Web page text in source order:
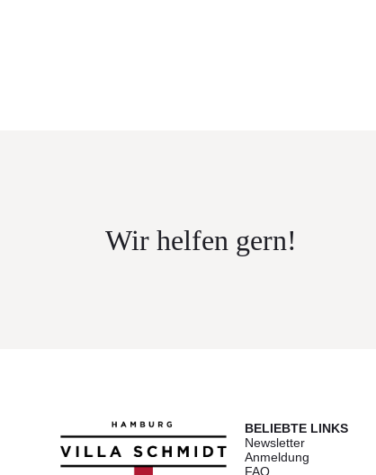
Wir helfen gern!
BELIEBTE LINKS
Newsletter
Anmeldung
FAQ